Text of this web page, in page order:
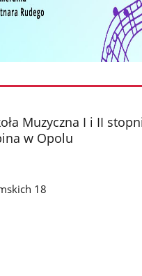
Muzyczna I i II
w Opolu
18